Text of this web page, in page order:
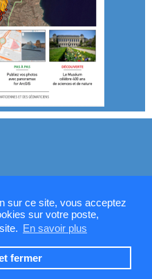
sur ce site, vous acceptez
sur votre poste,
En savoir plus
fermer
& SIGTV